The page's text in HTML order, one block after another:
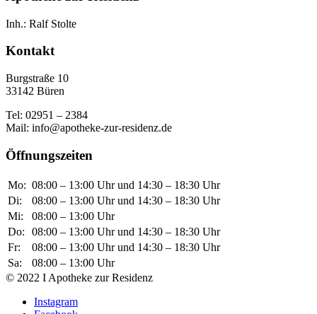
Inh.: Ralf Stolte
Kontakt
Burgstraße 10
33142 Büren
Tel: 02951 – 2384
Mail: info@apotheke-zur-residenz.de
Öffnungszeiten
Mo: 08:00 – 13:00 Uhr und 14:30 – 18:30 Uhr
Di:
08:00 – 13:00 Uhr und 14:30 – 18:30 Uhr
Mi:
08:00 – 13:00 Uhr
Do:
08:00 – 13:00 Uhr und 14:30 – 18:30 Uhr
Fr:
08:00 – 13:00 Uhr und 14:30 – 18:30 Uhr
Sa:
08:00 – 13:00 Uhr
© 2022 I Apotheke zur Residenz
Instagram